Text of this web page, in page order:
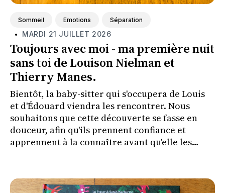
Sommeil Emotions Séparation
• MARDI 21 JUILLET 2026
Toujours avec moi - ma première nuit
sans toi de Louison Nielman et
Thierry Manes.
Bientôt, la baby-sitter qui s'occupera de Louis
et d'Édouard viendra les rencontrer. Nous
souhaitons que cette découverte se fasse en
douceur, afin qu'ils prennent confiance et
apprennent à la connaître avant qu'elle les